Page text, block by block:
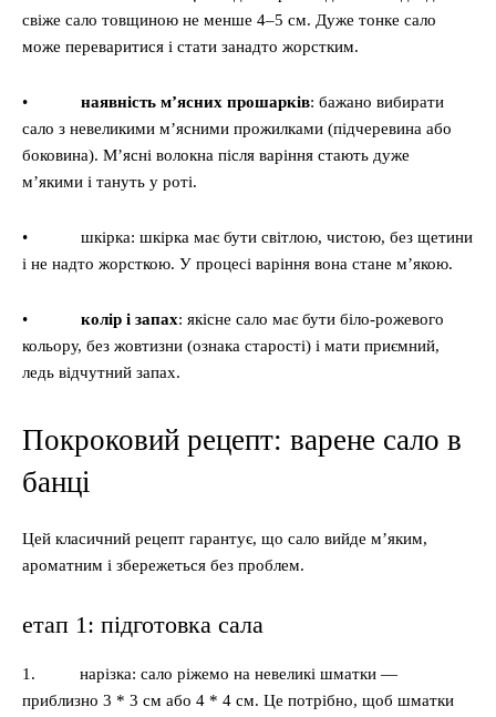
свіже сало товщиною не менше 4–5 см. Дуже тонке сало
може переваритися і стати занадто жорстким.
• наявність м’ясних прошарків: бажано вибирати
сало з невеликими м’ясними прожилками (підчеревина або
боковина). М’ясні волокна після варіння стають дуже
м’якими і тануть у роті.
• шкірка: шкірка має бути світлою, чистою, без щетини
і не надто жорсткою. У процесі варіння вона стане м’якою.
• колір і запах: якісне сало має бути біло-рожевого
кольору, без жовтизни (ознака старості) і мати приємний,
ледь відчутний запах.
Покроковий рецепт: варене сало в
банці
Цей класичний рецепт гарантує, що сало вийде м’яким,
ароматним і збережеться без проблем.
етап 1: підготовка сала
1. нарізка: сало ріжемо на невеликі шматки —
приблизно 3 * 3 см або 4 * 4 см. Це потрібно, щоб шматки